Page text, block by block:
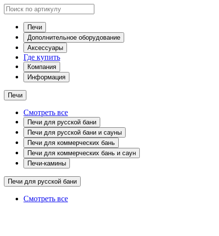
Печи
Дополнительное оборудование
Аксессуары
Где купить
Компания
Информация
Печи
Смотреть все
Печи для русской бани
Печи для русской бани и сауны
Печи для коммерческих бань
Печи для коммерческих бань и саун
Печи-камины
Печи для русской бани
Смотреть все